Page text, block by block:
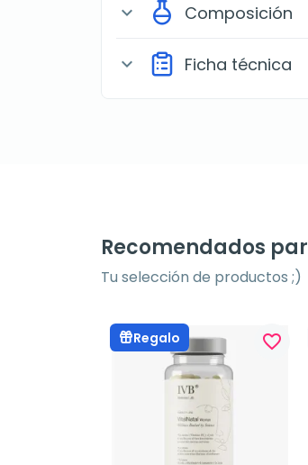
expand_more Composición
expand_more Ficha técnica
Recomendados
Tu selección de productos ;)
Regalo favorite_border